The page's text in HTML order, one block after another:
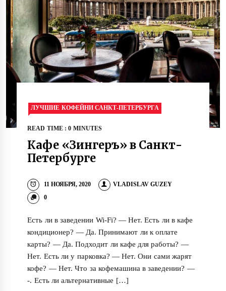
ЛУЧШИЕ КОФЕЙНИ САНКТ-ПЕТЕРБУРГА
READ TIME : 0 MINUTES
Кафе «Зингеръ» в Санкт-
Петербурге
11 НОЯБРЯ, 2020
VLADISLAV GUZEY
0
Есть ли в заведении Wi-Fi? — Нет. Есть ли в кафе
кондиционер? — Да. Принимают ли к оплате
карты? — Да. Подходит ли кафе для работы? —
Нет. Есть ли у парковка? — Нет. Они сами жарят
кофе? — Нет. Что за кофемашина в заведении? —
-. Есть ли альтернативные […]